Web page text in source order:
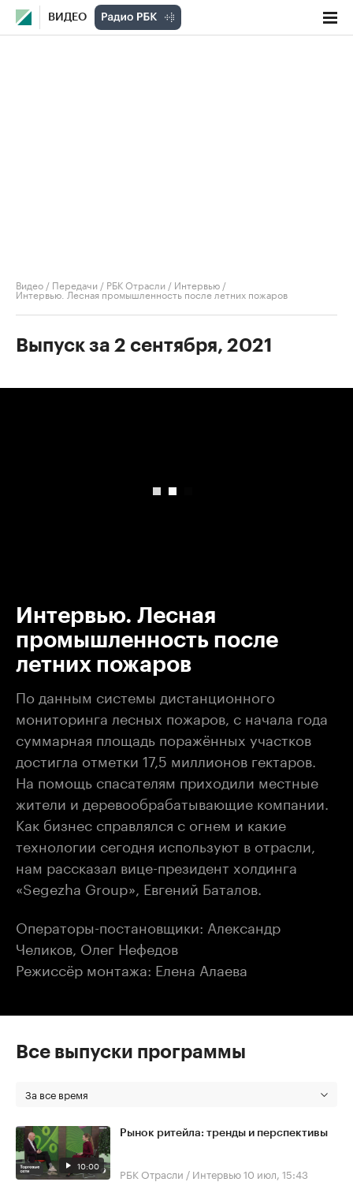
ВИДЕО
Видео / Передачи / РБК Отрасли / Интервью /
Интервью. Лесная промышленность после летних пожаров
Выпуск за 2 сентября, 2021
Интервью. Лесная
промышленность после
летних пожаров
По данным системы дистанционного
мониторинга лесных пожаров, с начала года
суммарная площадь поражённых участков
достигла отметки 17,5 миллионов гектаров.
На помощь спасателям приходили местные
жители и деревообрабатывающие компании.
Как бизнес справлялся с огнем и какие
технологии сегодня используют в отрасли,
нам рассказал вице-президент холдинга
«Segezha Group», Евгений Баталов.
Операторы-постановщики: Александр
Челиков, Олег Нефедов
Режиссёр монтажа: Елена Алаева
Все выпуски программы
За все время
10:00
Рынок ритейла: тренды и перспективы
РБК Отрасли / Интервью10 июл, 15:43